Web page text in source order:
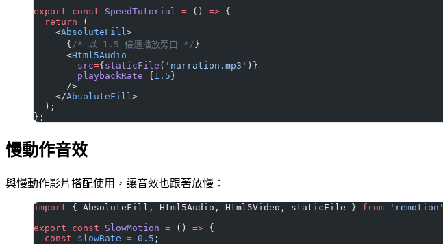
export const SpeedTutorial = () => {
  return
(
    <
AbsoluteFill>
      {
/* 以 1.5 倍速播放旁白 */ }
      <
Html5Audio
        src
={ staticFile ( 'narration.mp3' )}
        playbackRate
={ 1.5 }
      />
    </
AbsoluteFill>
  );
};
慢動作音效
與慢動作影片搭配使用，讓音效也跟著放慢：
import { AbsoluteFill, Html5Audio, Html5Video, staticFile } from 'remotion'
export const SlowMotion = () => {
  const
slowRate = 0.5 ;